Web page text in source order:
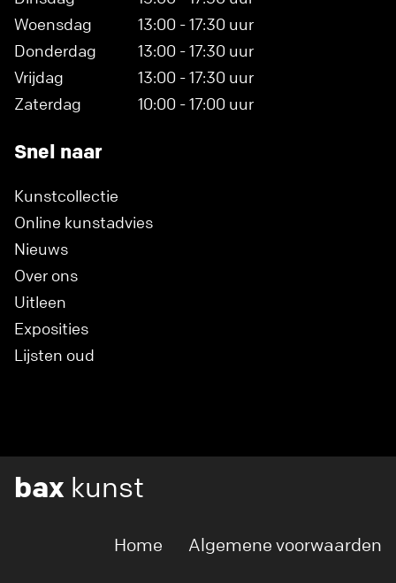
Woensdag
13:00 - 17:30 uur
Donderdag
13:00 - 17:30 uur
Vrijdag
13:00 - 17:30 uur
Zaterdag
10:00 - 17:00 uur
Snel naar
Kunstcollectie
Online kunstadvies
Nieuws
Over ons
Uitleen
Exposities
Lijsten oud
bax kunst
Home Algemene voorwaarden